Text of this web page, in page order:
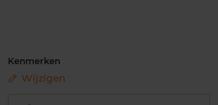
Kenmerken
Wijzigen